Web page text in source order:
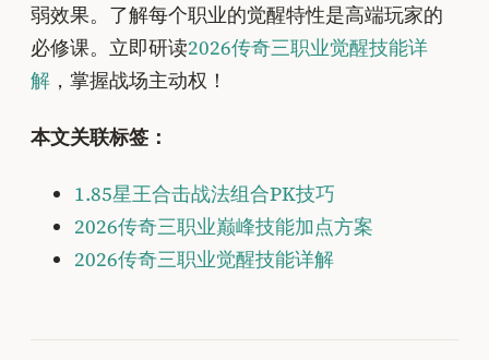
弱效果。了解每个职业的觉醒特性是高端玩家的
必修课。立即研读2026传奇三职业觉醒技能详
解 ，掌握战场主动权！
本文关联标签：
1.85星王合击战法组合PK技巧
2026传奇三职业巅峰技能加点方案
2026传奇三职业觉醒技能详解